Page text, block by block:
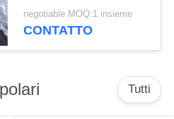
trivellazione petrolifera
di RS11308A conclude
negotiable MOQ:1 insieme
CONTATTO
Tutti